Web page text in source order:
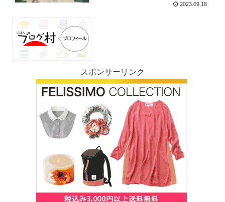
2023.09.18
スポンサーリンク